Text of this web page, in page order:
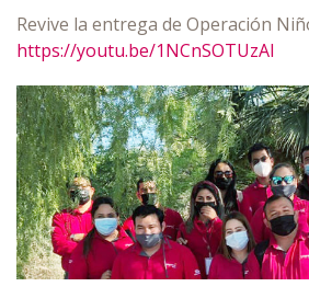
Revive la entrega de Operación
https://youtu.be/1NCnSOTUzAI